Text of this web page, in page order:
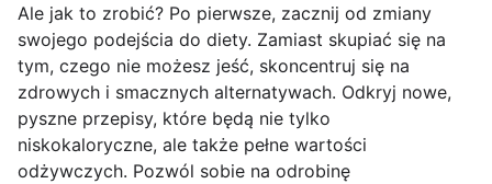
Ale jak to zrobić? Po pierwsze, zacznij od zmiany
swojego podejścia do diety. Zamiast skupiać się na
tym, czego nie możesz jeść, skoncentruj się na
zdrowych i smacznych alternatywach. Odkryj nowe,
pyszne przepisy, które będą nie tylko
niskokaloryczne, ale także pełne wartości
odżywczych. Pozwól sobie na odrobinę